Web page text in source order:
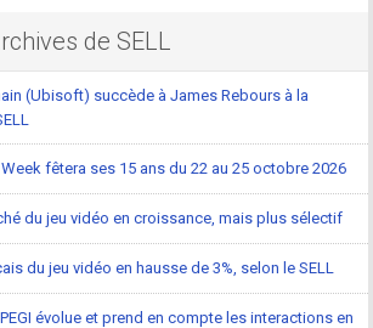
de SELL
(Ubisoft) succède à James Rebours à la
fêtera ses 15 ans du 22 au 25 octobre 2026
du jeu vidéo en croissance, mais plus sélectif
du jeu vidéo en hausse de 3%, selon le SELL
évolue et prend en compte les interactions en